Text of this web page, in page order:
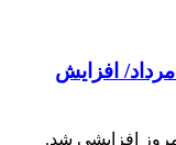
قیمت طلای ۱۸عیار امروز دوشنبه ۱۲مرداد/ افزایش